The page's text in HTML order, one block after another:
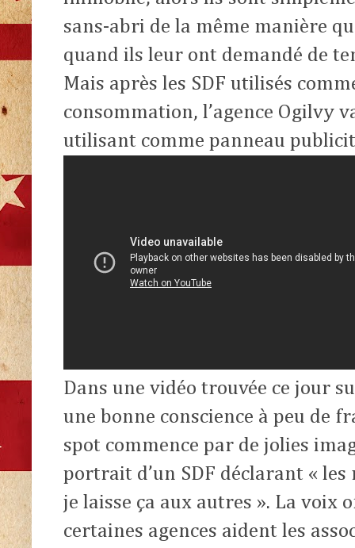
sans-abri de la même manière
quand ils leur ont demandé de
Mais après les SDF utilisés
consommation, l’agence Ogilvy
utilisant comme panneau
Dans une vidéo trouvée ce jour
une bonne conscience à peu de
spot commence par de jolies
portrait d’un SDF déclarant « les
je laisse ça aux autres ». La voix
certaines agences aident les